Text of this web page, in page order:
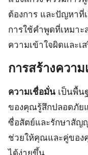
ต้องการ และปัญหาที่
การใช้คำพูดที่เหมาะ
ความเข้าใจผิดและ
การสร้างควา
ความเชื่อมั่น เป็นพื้น
ของคุณรู้สึกปลอดภัย
ซื่อสัตย์และรักษาสัญ
ช่วยให้คุณและคู่ของ
ได้ง่ายขึ้น